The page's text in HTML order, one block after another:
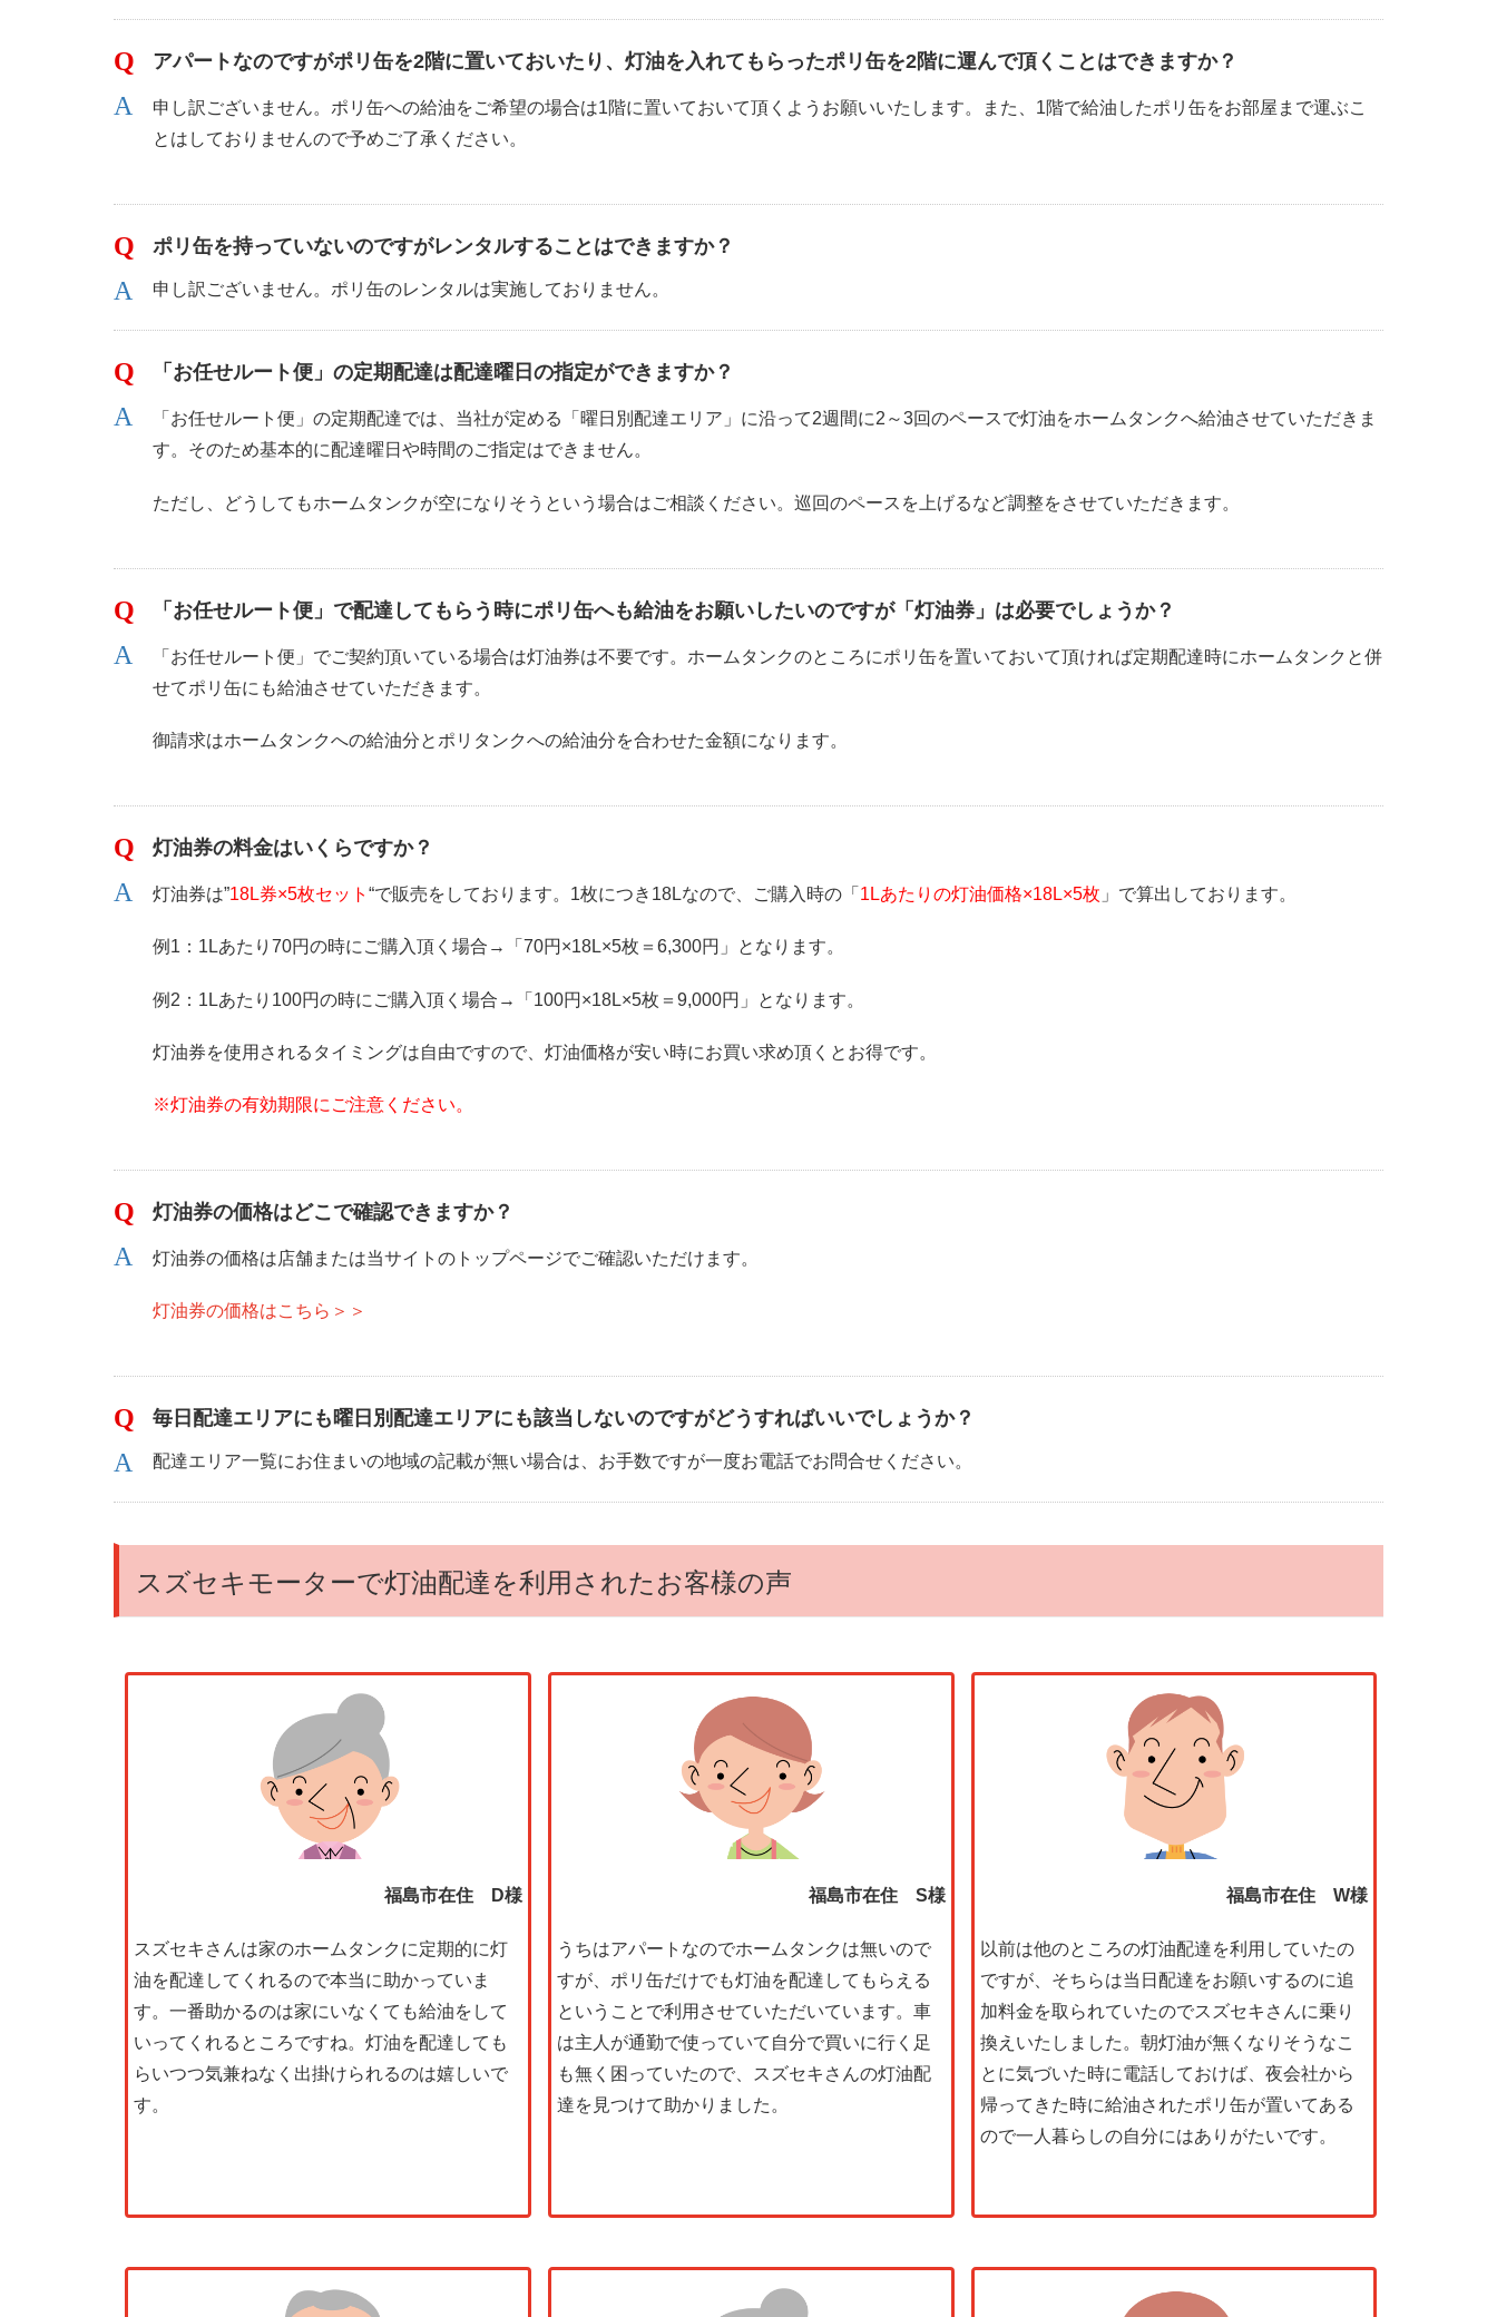
アパートなのですがポリ缶を2階に置いておいたり、灯油を入れてもらったポリ缶を2階に運んで頂くことはできますか？
申し訳ございません。ポリ缶への給油をご希望の場合は1階に置いておいて頂くようお願いいたします。また、1階で給油したポリ缶をお部屋まで運ぶこ
とはしておりませんので予めご了承ください。
ポリ缶を持っていないのですがレンタルすることはできますか？
申し訳ございません。ポリ缶のレンタルは実施しておりません。
「お任せルート便」の定期配達は配達曜日の指定ができますか？
「お任せルート便」の定期配達では、当社が定める「曜日別配達エリア」に沿って2週間に2～3回のペースで灯油をホームタンクへ給油させていただきま
す。そのため基本的に配達曜日や時間のご指定はできません。
ただし、どうしてもホームタンクが空になりそうという場合はご相談ください。巡回のペースを上げるなど調整をさせていただきます。
「お任せルート便」で配達してもらう時にポリ缶へも給油をお願いしたいのですが「灯油券」は必要でしょうか？
「お任せルート便」でご契約頂いている場合は灯油券は不要です。ホームタンクのところにポリ缶を置いておいて頂ければ定期配達時にホームタンクと併
せてポリ缶にも給油させていただきます。
御請求はホームタンクへの給油分とポリタンクへの給油分を合わせた金額になります。
灯油券の料金はいくらですか？
灯油券は”18L券×5枚セット “で販売をしております。1枚につき18Lなので、ご購入時の「 1Lあたりの灯油価格×18L×5枚 」で算出しております。
例1：1Lあたり70円の時にご購入頂く場合→「70円×18L×5枚＝6,300円」となります。
例2：1Lあたり100円の時にご購入頂く場合→「100円×18L×5枚＝9,000円」となります。
灯油券を使用されるタイミングは自由ですので、灯油価格が安い時にお買い求め頂くとお得です。
※灯油券の有効期限にご注意ください。
灯油券の価格はどこで確認できますか？
灯油券の価格は店舗または当サイトのトップページでご確認いただけます。
灯油券の価格はこちら＞＞
毎日配達エリアにも曜日別配達エリアにも該当しないのですがどうすればいいでしょうか？
配達エリア一覧にお住まいの地域の記載が無い場合は、お手数ですが一度お電話でお問合せください。
スズセキモーターで灯油配達を利用されたお客様の声
福島市在住 D様
スズセキさんは家のホームタンクに定期的に灯
油を配達してくれるので本当に助かっていま
す。一番助かるのは家にいなくても給油をして
いってくれるところですね。灯油を配達しても
らいつつ気兼ねなく出掛けられるのは嬉しいで
す。
福島市在住 S様
うちはアパートなのでホームタンクは無いので
すが、ポリ缶だけでも灯油を配達してもらえる
ということで利用させていただいています。車
は主人が通勤で使っていて自分で買いに行く足
も無く困っていたので、スズセキさんの灯油配
達を見つけて助かりました。
福島市在住 W様
以前は他のところの灯油配達を利用していたの
ですが、そちらは当日配達をお願いするのに追
加料金を取られていたのでスズセキさんに乗り
換えいたしました。朝灯油が無くなりそうなこ
とに気づいた時に電話しておけば、夜会社から
帰ってきた時に給油されたポリ缶が置いてある
ので一人暮らしの自分にはありがたいです。